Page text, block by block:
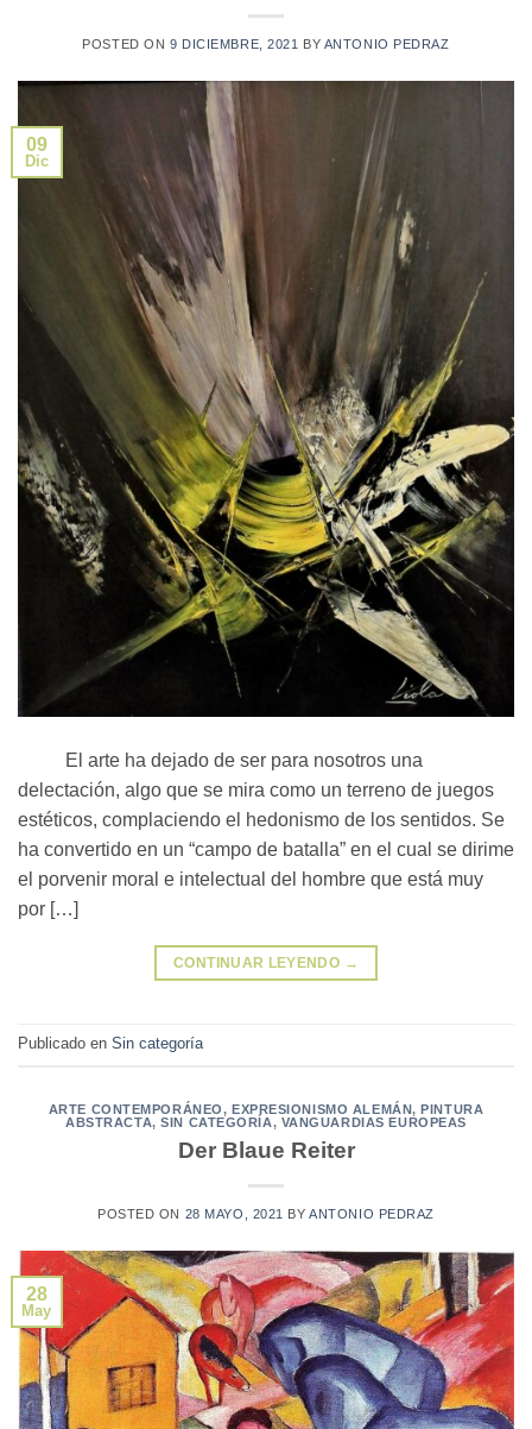
POSTED ON 9 DICIEMBRE, 2021 BY ANTONIO PEDRAZ
09
Dic
El arte ha dejado de ser para nosotros una
delectación, algo que se mira como un terreno de juegos
estéticos, complaciendo el hedonismo de los sentidos. Se
ha convertido en un “campo de batalla” en el cual se dirime
el porvenir moral e intelectual del hombre que está muy
por […]
CONTINUAR LEYENDO →
Publicado en Sin categoría
ARTE CONTEMPORÁNEO, EXPRESIONISMO ALEMÁN,PINTURA
ABSTRACTA,SIN CATEGORÍA, VANGUARDIAS EUROPEAS
Der Blaue Reiter
POSTED ON 28 MAYO, 2021 BYANTONIO PEDRAZ
28
May